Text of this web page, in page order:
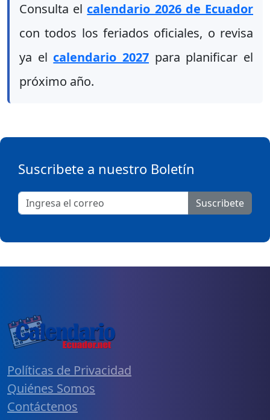
Consulta el calendario 2026 de Ecuador
con todos los feriados oficiales, o revisa
ya el calendario 2027 para planificar el
próximo año.
Suscribete a nuestro Boletín
Suscribete
Políticas de Privacidad
Quiénes Somos
Contáctenos